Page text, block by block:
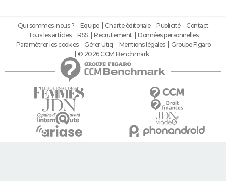
Qui sommes-nous ? Equipe Charte éditoriale Publicité
Contact
Tous les articles
RSS Recrutement
Données personnelles
Paramétrer les cookies
Gérer Utiq Mentions légales
Groupe Figaro
© 2026 CCM Benchmark